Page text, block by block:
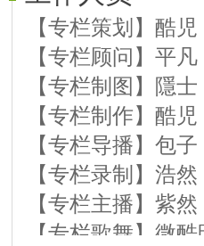
17.潇 湘《舞蹈
【专栏策划】酷児
【专栏顾问】平凡
【专栏制图】隱士
【专栏制作】酷児
【专栏导播】包子
【专栏录制】浩然
【专栏主播】紫然
【专栏歌舞】微